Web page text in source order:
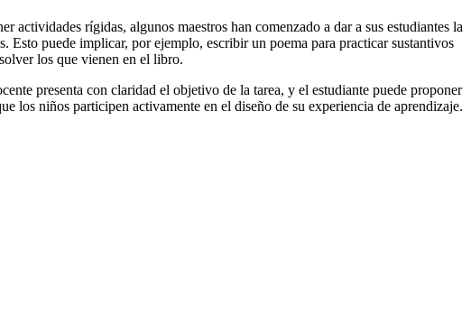
rígidas, algunos maestros han comenzado a dar a sus estudiantes la
Esto puede implicar, por ejemplo, escribir un poema para practicar sustantivos
los que vienen en el libro.
presenta con claridad el objetivo de la tarea, y el estudiante puede proponer
los niños participen activamente en el diseño de su experiencia de aprendizaje.